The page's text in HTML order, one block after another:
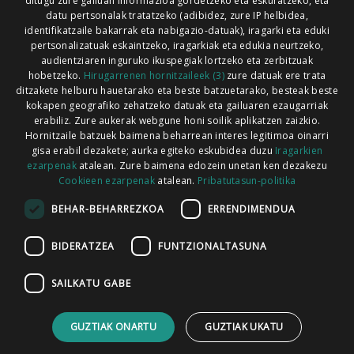
Xorroxin irratia | Lesaka | T. 948638288
Codesyntaxek garatua
HARREMANETARAKO
datu pertsonalak tratatzeko (adibidez, zure IP helbidea,
identifikatzaile bakarrak eta nabigazio-datuak), iragarki eta eduki
pertsonalizatuak eskaintzeko, iragarkiak eta edukia neurtzeko,
audientziaren inguruko ikuspegiak lortzeko eta zerbitzuak
hobetzeko. Hirugarrenen hornitzaileek (3)zure datuak ere trata
ditzakete helburu hauetarako eta beste batzuetarako, besteak beste
kokapen geografiko zehatzeko datuak eta gailuaren ezaugarriak
erabiliz. Zure aukerak webgune honi soilik aplikatzen zaizkio.
Hornitzaile batzuek baimena beharrean interes legitimoa oinarri
gisa erabil dezakete; aurka egiteko eskubidea duzu Iragarkien
ezarpenakatalean. Zure baimena edozein unetan ken dezakezu
Cookieen ezarpenak atalean. Pribatutasun-politika
BEHAR-BEHARREZKOA ERRENDIMENDUA
BIDERATZEA FUNTZIONALTASUNA
SAILKATU GABE
GUZTIAK ONARTU GUZTIAK UKATU